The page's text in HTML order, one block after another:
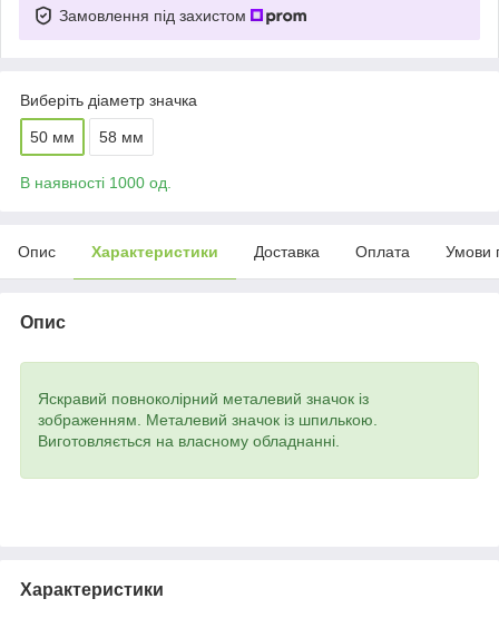
Замовлення під захистом
Виберіть діаметр значка
50 мм 58 мм
В наявності 1000 од.
Опис Характеристики Доставка Оплата Умови
Опис
Яскравий повноколірний металевий значок із
зображенням. Металевий значок із шпилькою.
Виготовляється на власному обладнанні.
Характеристики